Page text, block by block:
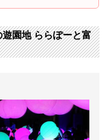
園地 ららぽーと富